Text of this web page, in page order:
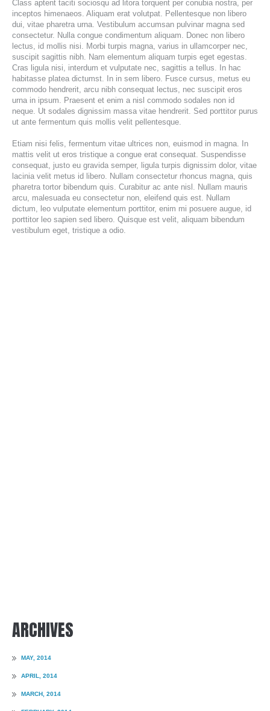
CONTACTS
Class aptent taciti sociosqu ad litora torquent per conubia nostra, per
inceptos himenaeos. Aliquam erat volutpat. Pellentesque non libero
dui, vitae pharetra urna. Vestibulum accumsan pulvinar magna sed
consectetur. Nulla congue condimentum aliquam. Donec non libero
lectus, id mollis nisi. Morbi turpis magna, varius in ullamcorper nec,
suscipit sagittis nibh. Nam elementum aliquam turpis eget egestas.
Cras ligula nisi, interdum et vulputate nec, sagittis a tellus. In hac
habitasse platea dictumst. In in sem libero. Fusce cursus, metus eu
commodo hendrerit, arcu nibh consequat lectus, nec suscipit eros
urna in ipsum. Praesent et enim a nisl commodo sodales non id
neque. Ut sodales dignissim massa vitae hendrerit. Sed porttitor purus
ut ante fermentum quis mollis velit pellentesque.
Etiam nisi felis, fermentum vitae ultrices non, euismod in magna. In
mattis velit ut eros tristique a congue erat consequat. Suspendisse
consequat, justo eu gravida semper, ligula turpis dignissim dolor, vitae
lacinia velit metus id libero. Nullam consectetur rhoncus magna, quis
pharetra tortor bibendum quis. Curabitur ac ante nisl. Nullam mauris
arcu, malesuada eu consectetur non, eleifend quis est. Nullam
dictum, leo vulputate elementum porttitor, enim mi posuere augue, id
porttitor leo sapien sed libero. Quisque est velit, aliquam bibendum
vestibulum eget, tristique a odio.
ARCHIVES
MAY, 2014
APRIL, 2014
MARCH, 2014